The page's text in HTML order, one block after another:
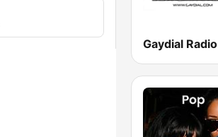
Gaydial Radio